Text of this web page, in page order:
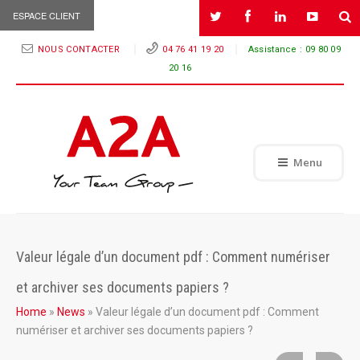
ESPACE CLIENT
NOUS CONTACTER 04 76 41 19 20 Assistance : 09 80 09
20 16
Menu
Valeur légale d’un document pdf : Comment numériser
et archiver ses documents papiers ?
Home » News » Valeur légale d’un document pdf : Comment
numériser et archiver ses documents papiers ?